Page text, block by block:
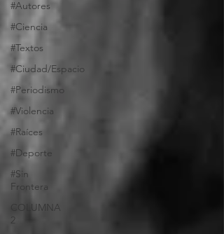
#Autores
#Ciencia
#Textos
#Ciudad/Espacio
#Periodismo
#Violencia
#Raíces
#Deporte
#Sin
Frontera
COLUMNA
2